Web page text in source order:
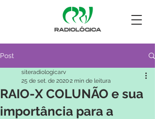
Post
RAIO-X COLUNÃO e sua
importância para a
siteradiologicarv
25 de set. de 20202 min de leitura